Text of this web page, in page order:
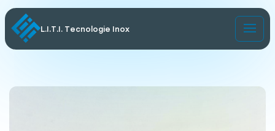
L.I.T.I. Tecnologie Inox